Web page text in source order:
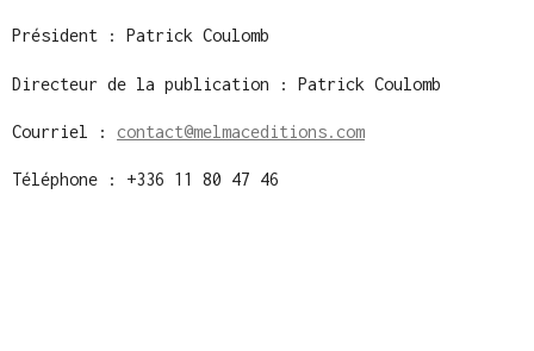
Président : Patrick Coulomb
Directeur de la publication : Patrick Coulomb
Courriel : contact@melmaceditions.com
Téléphone : +336 11 80 47 46